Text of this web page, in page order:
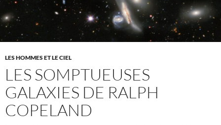
LES HOMMES ET LE CIEL
LES SOMPTUEUSES
GALAXIES DE RALPH
COPELAND